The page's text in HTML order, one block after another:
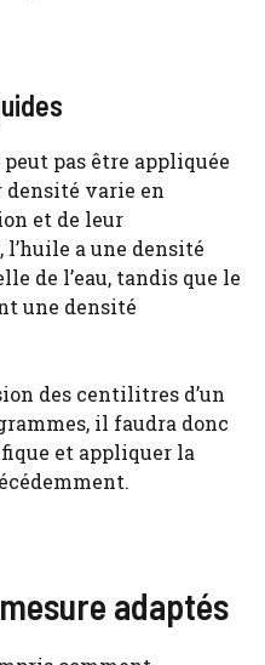
pas être appliquée
densité varie en
et de leur
a une densité
de l’eau, tandis que le
une densité
des centilitres d’un
il faudra donc
et appliquer la
adaptés